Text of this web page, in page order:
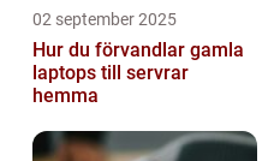
02 september 2025
Hur du förvandlar gamla
laptops till servrar
hemma